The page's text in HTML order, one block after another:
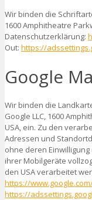
Wir binden die
1600 Amphitheatre
Datenschutzerklärung:
Out: https://
Google
Wir binden die
Google LLC, 1600
USA, ein. Zu den
Adressen und
ohne deren
ihrer Mobilgeräte
den USA verarbeitet
https://
https://